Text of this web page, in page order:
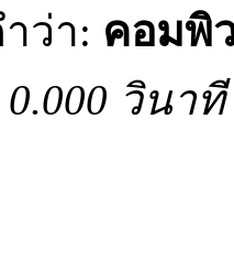
ว่า: คอมพิ
0.000 วินาที